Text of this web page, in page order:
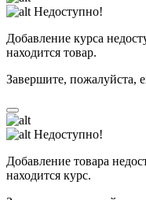
Недоступно!
Добавление курса
находится товар.
Завершите, пожалуйста,
Недоступно!
Добавление товара
находится курс.